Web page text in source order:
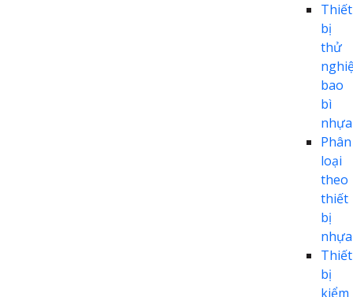
Thiết
bị
thử
bao
bì
nhựa
Phân
loại
theo
thiết
bị
nhựa
Thiết
bị
kiểm